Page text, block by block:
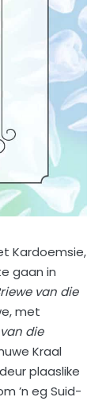
Kardoemsie,
gaan in
van die
met
die
Kraal
plaaslike
’n eg Suid-